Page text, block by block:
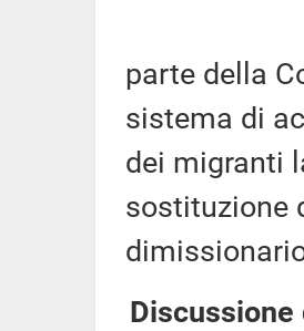
parte della
sistema di
dei migranti
sostituzione